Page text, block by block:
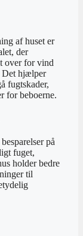
af huset er
der
over for vind
Det hjælper
fugtskader,
for beboerne.
på
fuget,
holder bedre
til